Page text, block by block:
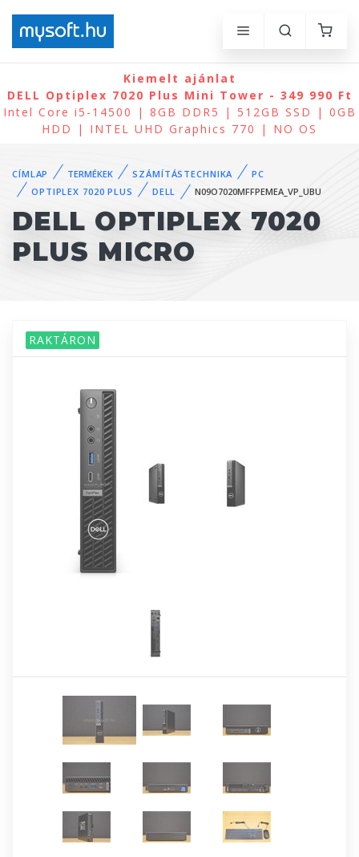
Kiemelt ajánlat
DELL Optiplex 7020 Plus Mini Tower - 349 990 Ft
Intel Core i5-14500 | 8GB DDR5 | 512GB SSD | 0GB
HDD | INTEL UHD Graphics 770 | NO OS
CÍMLAP TERMÉKEK SZÁMÍTÁSTECHNIKA
PC
OPTIPLEX 7020 PLUS
DELL N09O7020MFFPEMEA_VP_UBU
DELL OPTIPLEX 7020
PLUS MICRO
RAKTÁRON